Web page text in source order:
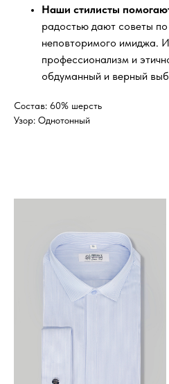
Наши стилисты
радостью дают советы
неповторимого имиджа.
профессионализм и
обдуманный и верный
Состав: 60% шерсть
Узор: Однотонный